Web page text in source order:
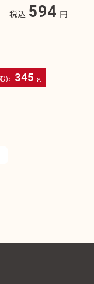
税込 594 円
): 345 g